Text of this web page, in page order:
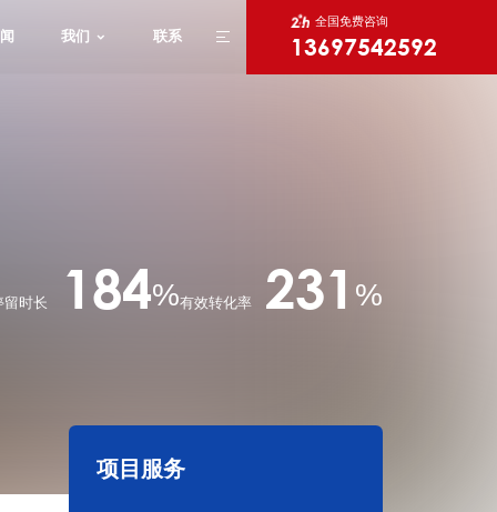
我们 联系
全国免费咨询
13697542592
留时长 184%有效转化率 231 %
项目服务